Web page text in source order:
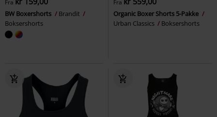
Fra
BW Boxershorts
Brandit
Boksershorts
Fra
Organic Boxer Shorts 5-Pakke
Urban Classics
Boksershorts